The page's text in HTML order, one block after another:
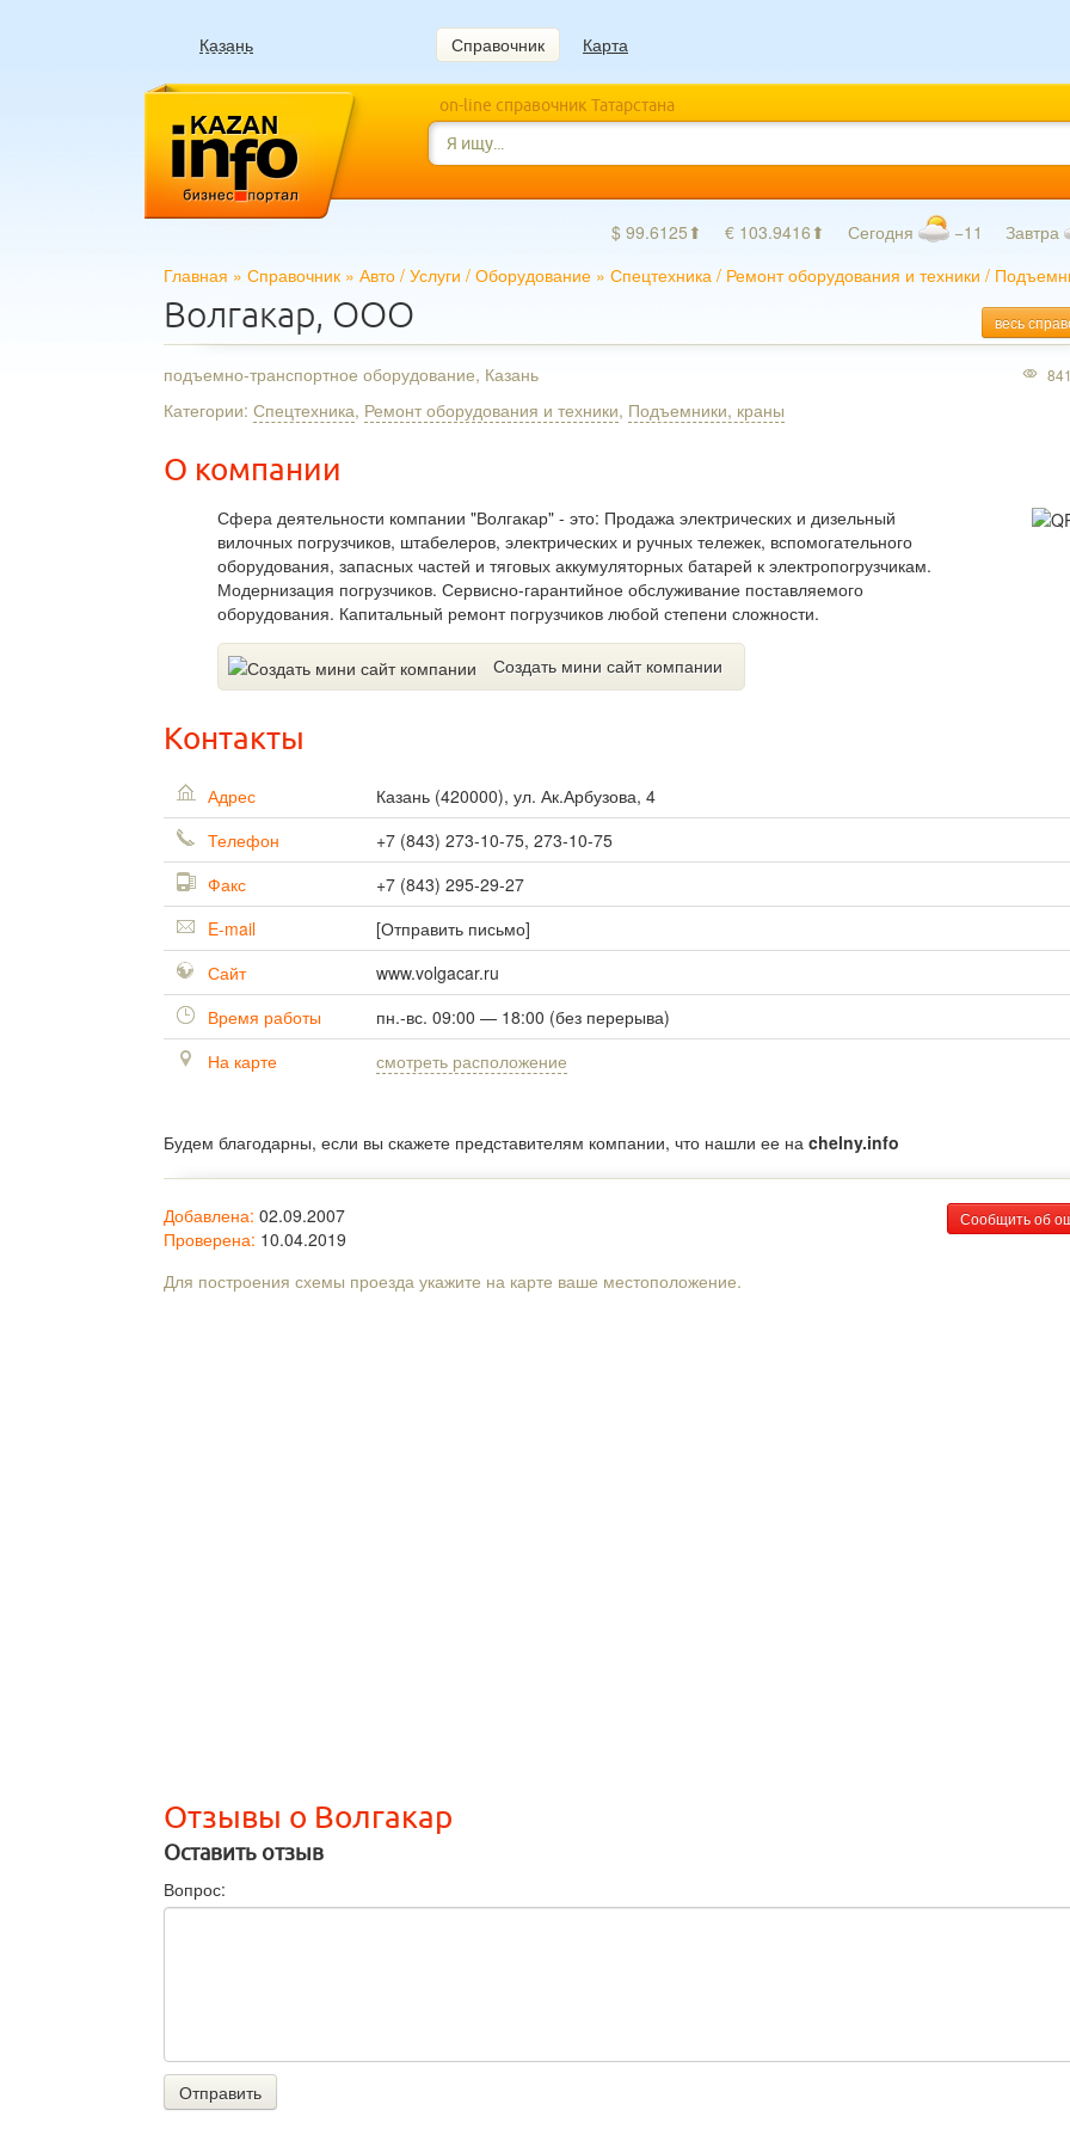
Казань Справочник Карта
on-line справочник Татарстана
$ 99.6125⬆ € 103.9416⬆ Сегодня −11 Завтра
Главная » Справочник » Авто / Услуги / Оборудование » Спецтехника / Ремонт оборудования и техники /
весь
Волгакар, ООО
подъемно-транспортное оборудование, Казань
Категории: Спецтехника, Ремонт оборудования и техники, Подъемники, краны
О компании
Сфера деятельности компании "Волгакар" - это: Продажа электрических и дизельный
вилочных погрузчиков, штабелеров, электрических и ручных тележек, вспомогательного
оборудования, запасных частей и тяговых аккумуляторных батарей к электропогрузчикам.
Модернизация погрузчиков. Сервисно-гарантийное обслуживание поставляемого
оборудования. Капитальный ремонт погрузчиков любой степени сложности.
Создать мини сайт компании
841
Контакты
Адрес Казань (420000), ул. Ак.Арбузова, 4
Телефон
+7 (843) 273-10-75, 273-10-75
Факс
+7 (843) 295-29-27
E-mail
[Отправить письмо]
Сайт
www.volgacar.ru
Время работы
пн.-вс. 09:00 — 18:00 (без перерыва)
На карте
смотреть расположение
Будем благодарны, если вы скажете представителям компании, что нашли ее на chelny.info
Сообщить об
Добавлена: 02.09.2007
Проверена: 10.04.2019
Для построения схемы проезда укажите на карте ваше местоположение.
Отзывы о Волгакар
Оставить отзыв
Вопрос:
Отправить